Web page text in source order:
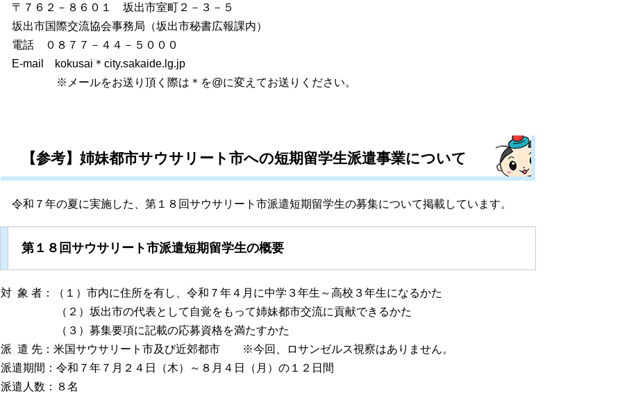
〒７６２－８６０１ 坂出市室町２－３－５
坂出市国際交流協会事務局（坂出市秘書広報課内）
電話 ０８７７－４４－５０００
E-mail kokusai＊city.sakaide.lg.jp
※メールをお送り頂く際は＊を@に変えてお送りください。
【参考】姉妹都市サウサリート市への短期留学生派遣事業について
令和７年の夏に実施した、第１８回サウサリート市派遣短期留学生の募集について掲載しています。
第１８回サウサリート市派遣短期留学生の概要
対 象 者：（１）市内に住所を有し、令和７年４月に中学３年生～高校３年生になるかた
（２）坂出市の代表として自覚をもって姉妹都市交流に貢献できるかた
（３）募集要項に記載の応募資格を満たすかた
派 遣 先：米国サウサリート市及び近郊都市 ※今回、ロサンゼルス視察はありません。
派遣期間：令和７年７月２４日（木）～８月４日（月）の１２日間
派遣人数：８名